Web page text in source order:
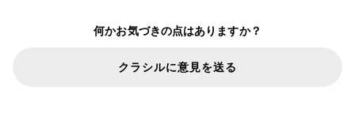
何かお気づきの点はありますか？
クラシルに意見を送る